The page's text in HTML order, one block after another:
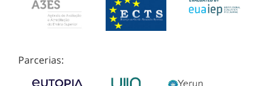
Parcerias: